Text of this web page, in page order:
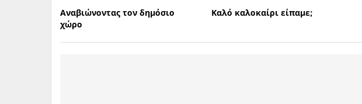
Αναβιώνοντας τον δημόσιο
χώρο
Καλό καλοκαίρι είπαμε;